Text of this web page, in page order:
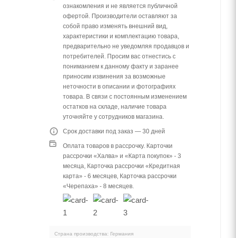
ознакомления и не является публичной
офертой. Производители оставляют за
собой право изменять внешний вид,
характеристики и комплектацию товара,
предварительно не уведомляя продавцов и
потребителей. Просим вас отнестись с
пониманием к данному факту и заранее
приносим извинения за возможные
неточности в описании и фотографиях
товара. В связи с постоянным изменением
остатков на складе, наличие товара
уточняйте у сотрудников магазина.
Срок доставки под заказ — 30 дней
Оплата товаров в рассрочку. Карточки
рассрочки «Халва» и «Карта покупок» - 3
месяца, Карточка рассрочки «Кредитная
карта» - 6 месяцев, Карточка рассрочки
«Черепаха» - 8 месяцев.
Страна производства: Германия